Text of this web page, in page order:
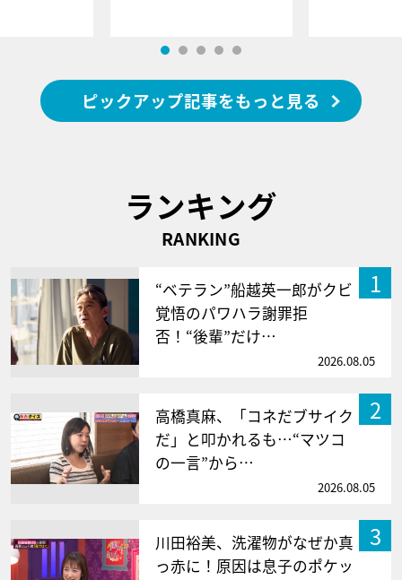
ピックアップ記事をもっと見る
ランキング
RANKING
1
“ベテラン”船越英一郎がクビ
覚悟のパワハラ謝罪拒
否！“後輩”だけ…
2026.08.05
2
高橋真麻、「コネだブサイク
だ」と叩かれるも…“マツコ
の一言”から…
2026.08.05
3
川田裕美、洗濯物がなぜか真
っ赤に！原因は息子のポケッ